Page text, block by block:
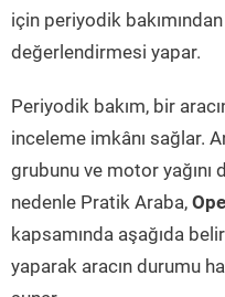
için periyodik
değerlendirmesi yapar.
Periyodik bakım, bir
inceleme imkânı sağlar.
grubunu ve motor yağını
nedenle Pratik Araba,
kapsamında aşağıda
yaparak aracın durumu